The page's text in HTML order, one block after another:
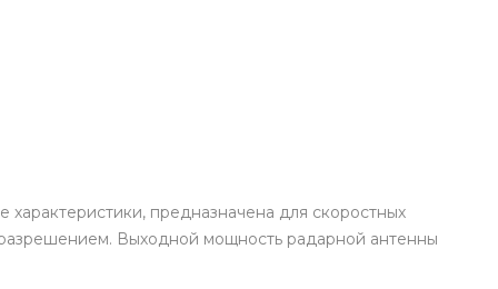
предназначена для скоростных
Выходной мощность радарной антенны